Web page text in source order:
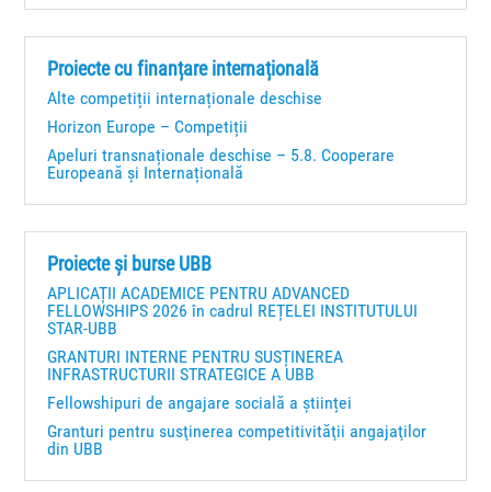
Proiecte cu finanțare internațională
Alte competiții internaționale deschise
Horizon Europe – Competiții
Apeluri transnaționale deschise – 5.8. Cooperare
Europeană și Internațională
Proiecte și burse UBB
APLICAȚII ACADEMICE PENTRU ADVANCED
FELLOWSHIPS 2026 în cadrul REȚELEI INSTITUTULUI
STAR-UBB
GRANTURI INTERNE PENTRU SUSȚINEREA
INFRASTRUCTURII STRATEGICE A UBB
Fellowshipuri de angajare socială a științei
Granturi pentru susţinerea competitivităţii angajaţilor
din UBB